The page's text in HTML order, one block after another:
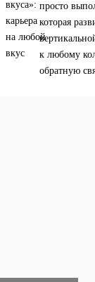
просто
которая
к любому
обратную